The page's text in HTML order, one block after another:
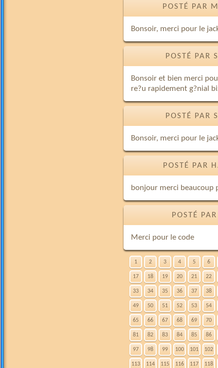
POSTÉ PAR
Bonsoir, merci pour le
POSTÉ PAR
Bonsoir et bien merci
re?u rapidement g?nial
POSTÉ PAR
Bonsoir, merci pour le
POSTÉ PAR
bonjour merci beaucoup
POSTÉ
Merci pour le code
1 2 3 4 5 6
17 18 19 20 21 22
33 34 35 36 37 38
49 50 51 52 53 54
65 66 67 68 69 70
81 82 83 84 85 86
97 98 99 100 101 102
113 114 115 116 117 118